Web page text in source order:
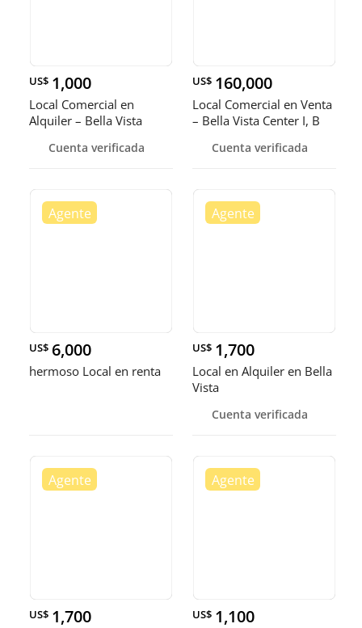
US$ 1,000
Local Comercial en
Alquiler – Bella Vista
Cuenta verificada
US$ 160,000
Local Comercial en Venta
– Bella Vista Center I, B
Cuenta verificada
US$ 6,000
hermoso Local en renta
US$ 1,700
Local en Alquiler en Bella
Vista
Cuenta verificada
US$ 1,700 US$ 1,100